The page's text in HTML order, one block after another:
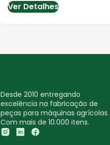
Ver Detalhes
Desde 2010 entregando
excelência na fabricação de
peças para máquinas agrícolas.
Com mais de 10.000 itens.